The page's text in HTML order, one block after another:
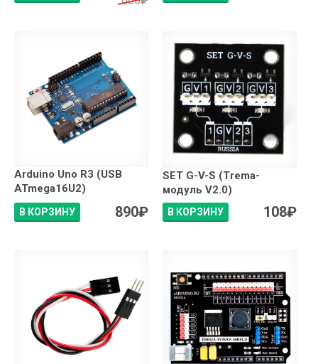
Arduino Uno R3 (USB
ATmega16U2)
В КОРЗИНУ 890₽
SET G-V-S (Trema-
модуль V2.0)
В КОРЗИНУ 108₽